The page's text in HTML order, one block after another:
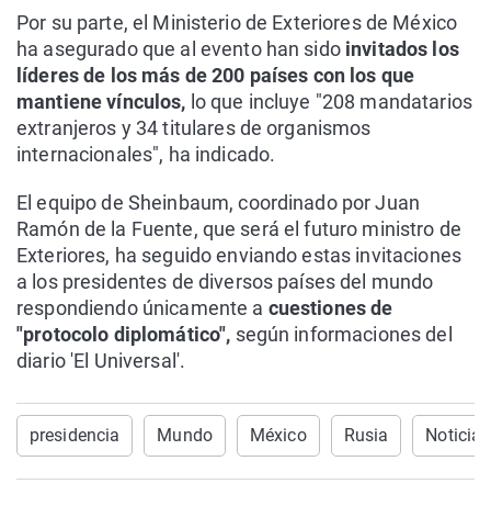
Por su parte, el Ministerio de Exteriores de México
ha asegurado que al evento han sidoinvitados los
líderes de los más de 200 países con los que
mantiene vínculos, lo que incluye "208 mandatarios
extranjeros y 34 titulares de organismos
internacionales", ha indicado.
El equipo de Sheinbaum, coordinado por Juan
Ramón de la Fuente, que será el futuro ministro de
Exteriores, ha seguido enviando estas invitaciones
a los presidentes de diversos países del mundo
respondiendo únicamente a cuestiones de
"protocolo diplomático", según informaciones del
diario 'El Universal'.
presidencia Mundo México Rusia Noticia